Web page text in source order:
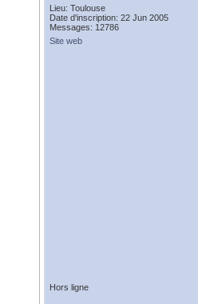
Lieu: Toulouse
Date d'inscription: 22 Jun 2005
Messages: 12786
Site web
Hors ligne